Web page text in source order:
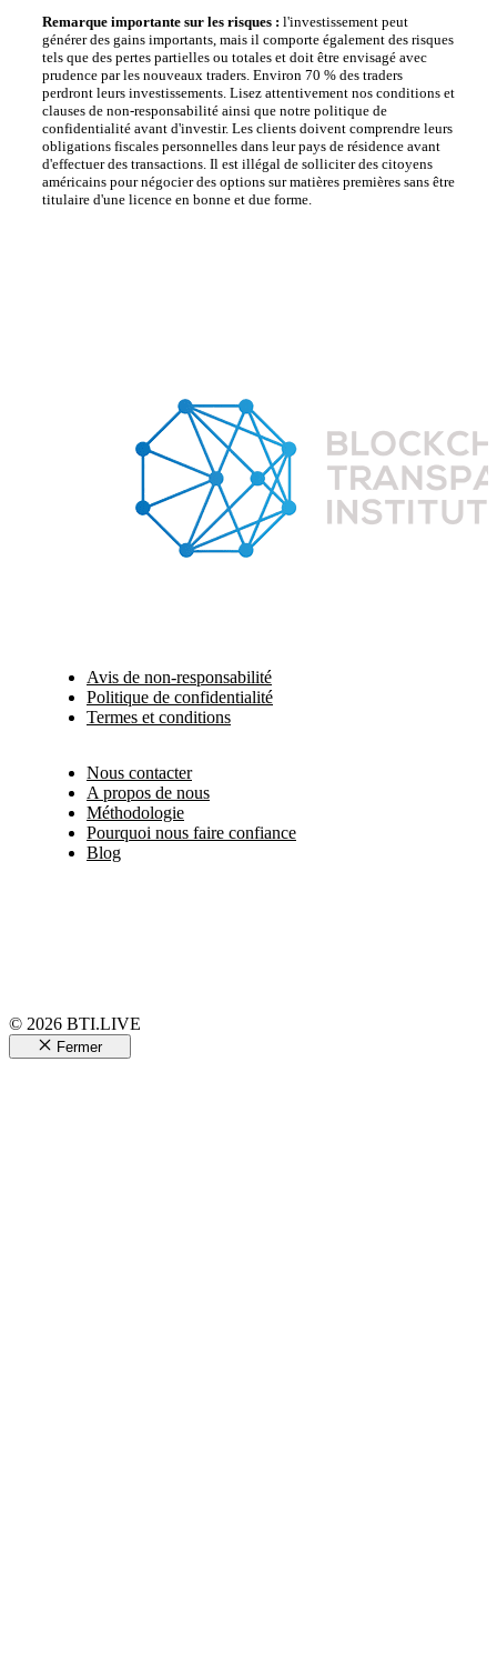
Remarque importante sur les risques : l'investissement peut
générer des gains importants, mais il comporte également des risques
tels que des pertes partielles ou totales et doit être envisagé avec
prudence par les nouveaux traders. Environ 70 % des traders
perdront leurs investissements. Lisez attentivement nos conditions et
clauses de non-responsabilité ainsi que notre politique de
confidentialité avant d'investir. Les clients doivent comprendre leurs
obligations fiscales personnelles dans leur pays de résidence avant
d'effectuer des transactions. Il est illégal de solliciter des citoyens
américains pour négocier des options sur matières premières sans être
titulaire d'une licence en bonne et due forme.
Avis de non-responsabilité
Politique de confidentialité
Termes et conditions
Nous contacter
A propos de nous
Méthodologie
Pourquoi nous faire confiance
Blog
© 2026 BTI.LIVE
Fermer